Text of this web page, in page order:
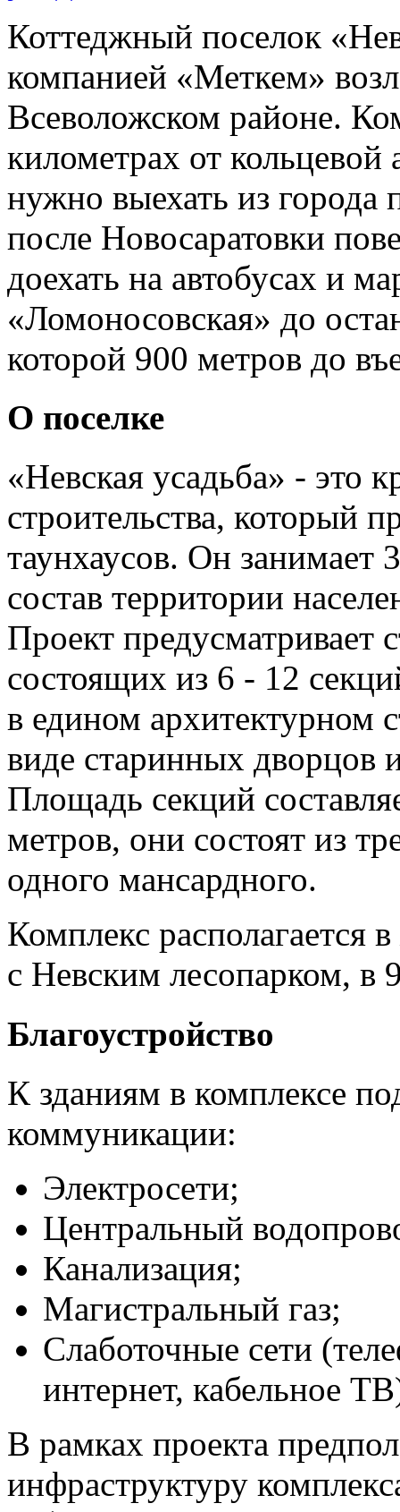
Коттеджный поселок
компанией «Меткем»
Всеволожском районе.
километрах от кольцевой
нужно выехать из города
после Новосаратовки
доехать на автобусах и
«Ломоносовская» до
которой 900 метров до
О поселке
«Невская усадьба» - это
строительства, который
таунхаусов. Он занимает
состав территории
Проект предусматривает
состоящих из 6 - 12
в едином архитектурном
виде старинных дворцов
Площадь секций
метров, они состоят из
одного мансардного.
Комплекс располагается
с Невским лесопарком, в
Благоустройство
К зданиям в комплексе
коммуникации:
Электросети;
Центральный
Канализация;
Магистральный газ;
Слаботочные сети
интернет, кабельное
В рамках проекта
инфраструктуру